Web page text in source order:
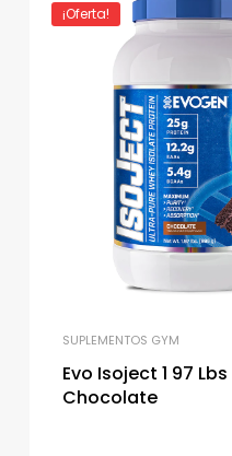
¡Oferta!
SUPLEMENTOS GYM
Evo Isoject 1 97 Lbs
Chocolate